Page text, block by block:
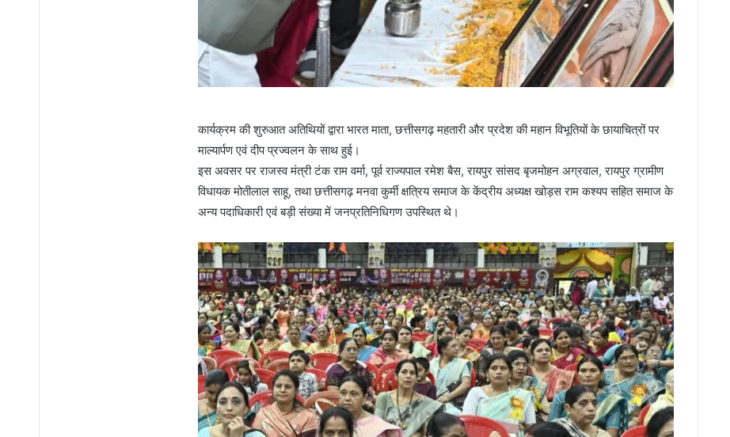
कार्यक्रम की शुरुआत अतिथियों द्वारा भारत माता, छत्तीसगढ़ महतारी और प्रदेश की महान विभूतियों के छायाचित्रों पर
माल्यार्पण एवं दीप प्रज्वलन के साथ हुई।
इस अवसर पर राजस्व मंत्री टंक राम वर्मा, पूर्व राज्यपाल रमेश बैस, रायपुर सांसद बृजमोहन अग्रवाल, रायपुर ग्रामीण
विधायक मोतीलाल साहू, तथा छत्तीसगढ़ मनवा कुर्मी क्षत्रिय समाज के केंद्रीय अध्यक्ष खोड़स राम कश्यप सहित समाज के
अन्य पदाधिकारी एवं बड़ी संख्या में जनप्रतिनिधिगण उपस्थित थे।